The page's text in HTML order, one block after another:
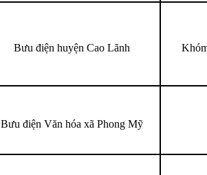
Bưu điện huyện Cao Lãnh
Bưu điện Văn hóa xã Phong Mỹ